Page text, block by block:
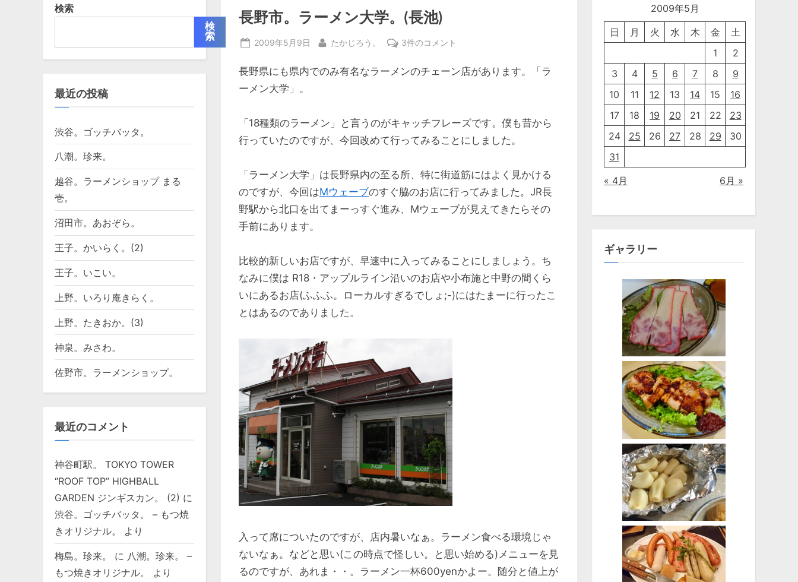
長野市。ラーメン大学。(長池)
Posted
2009年5月9日 By
たかじろう。
長
市。
ン
大
(長
池)
3件のコメント
長野県にも県内でのみ有名なラーメンのチェーン店があります。「ラ
ーメン大学」。
「18種類のラーメン」と言うのがキャッチフレーズです。僕も昔から
行っていたのですが、今回改めて行ってみることにしました。
「ラーメン大学」は長野県内の至る所、特に街道筋にはよく見かける
のですが、今回はMウェーブのすぐ脇のお店に行ってみました。JR長
野駅から北口を出てまーっすぐ進み、Mウェーブが見えてきたらその
手前にあります。
比較的新しいお店ですが、早速中に入ってみることにしましょう。ち
なみに僕は R18・アップルライン沿いのお店や小布施と中野の間くら
いにあるお店(ふふふ。ローカルすぎるでしょ;-)にはたまーに行ったこ
とはあるのでありました。
入って席についたのですが、店内暑いなぁ。ラーメン食べる環境じゃ
ないなぁ。などと思い(この時点で怪しい。と思い始める)メニューを見
るのですが、あれま・・。ラーメン一杯600yenかよー。随分と値上が
検索
検
索
最近の投稿
渋谷。ゴッチバッタ。
八潮。珍来。
越谷。ラーメンショップ まる
壱。
沼田市。あおぞら。
王子。かいらく。(2)
王子。いこい。
上野。いろり庵きらく。
上野。たきおか。(3)
神泉。みさわ。
佐野市。ラーメンショップ。
最近のコメント
神谷町駅。 TOKYO TOWER
“ROOF TOP” HIGHBALL
GARDEN ジンギスカン。 (2) に
渋谷。ゴッチバッタ。 – もつ焼
きオリジナル。
より
梅島。珍来。 に 八潮。珍来。 –
もつ焼きオリジナル。
より
2009年5月
日 月 火 水 木 金
土
1
2
3
4 5 6 7 8
9
10
11 12 13 14 15
16
17
18 19 20 21 22
23
24
25 26 27 28 29
30
31
« 4月 6月 »
ギャラリー